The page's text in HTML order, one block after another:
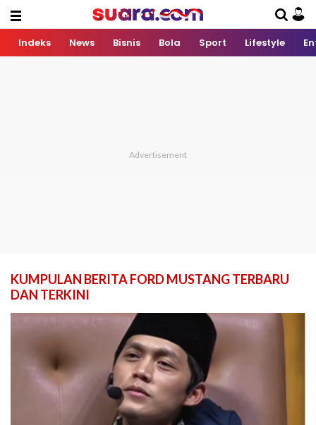
Indeks News Bisnis Bola Sport Lifestyle
KUMPULAN BERITA FORD MUSTANG TERBARU
DAN TERKINI